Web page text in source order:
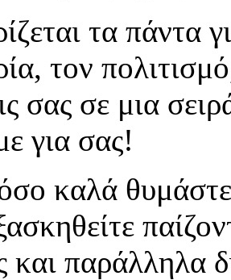
τα πάντα
τον
σας σε μια
για σας!
καλά
και παράλληλα